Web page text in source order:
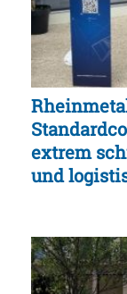
extrem
und